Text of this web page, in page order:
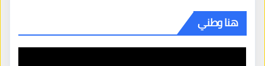
هنا وطني